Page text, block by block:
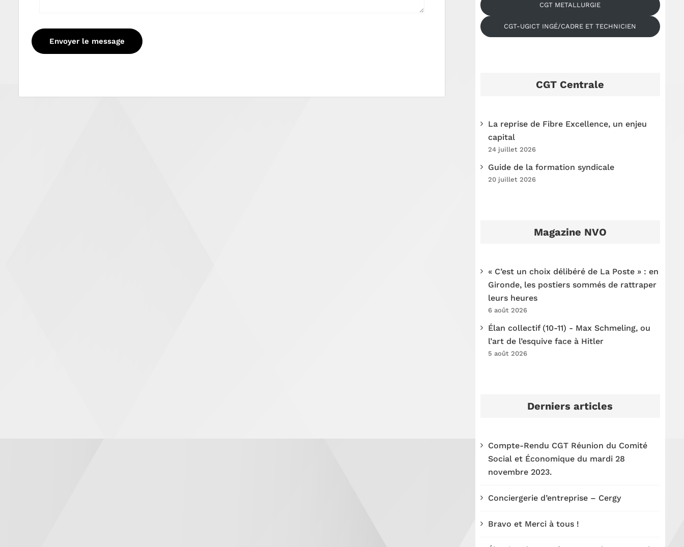
CGT METALLURGIE
CGT-UGICT INGÉ/CADRE ET TECHNICIEN
CGT Centrale
La reprise de Fibre Excellence, un enjeu
capital
24 juillet 2026
Guide de la formation syndicale
20 juillet 2026
Magazine NVO
« C’est un choix délibéré de La Poste » : en
Gironde, les postiers sommés de rattraper
leurs heures
6 août 2026
Élan collectif (10-11) - Max Schmeling, ou
l’art de l’esquive face à Hitler
5 août 2026
Derniers articles
Compte-Rendu CGT Réunion du Comité
Social et Économique du mardi 28
novembre 2023.
Conciergerie d’entreprise – Cergy
Bravo et Merci à tous !